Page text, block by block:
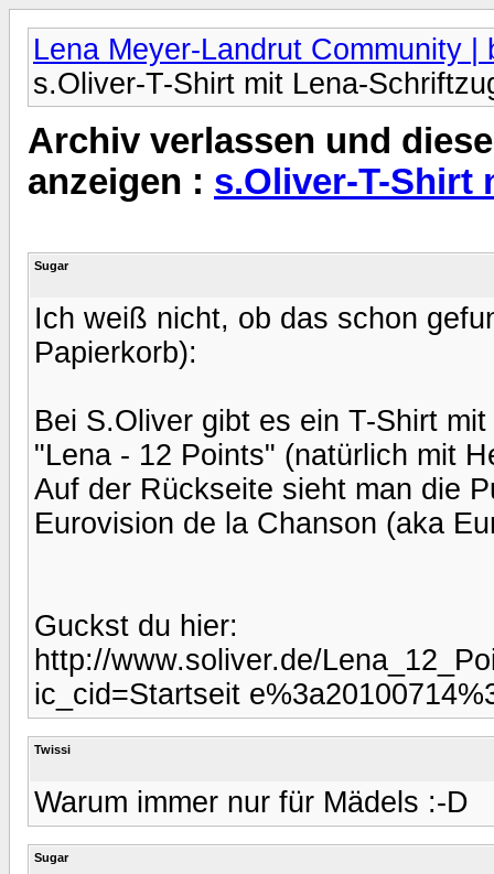
Lena Meyer-Landrut Community |
s.Oliver-T-Shirt mit Lena-
Archiv verlassen und
anzeigen : s.Oliver-T-Shirt
Sugar
Ich weiß nicht, ob das schon
Papierkorb):
Bei S.Oliver gibt es ein T-Shirt
"Lena - 12 Points" (natürlich mit
Auf der Rückseite sieht man die
Eurovision de la Chanson (aka
Guckst du hier:
http://www.soliver.de/
ic_cid=Startseit
Twissi
Warum immer nur für Mädels :-D
Sugar